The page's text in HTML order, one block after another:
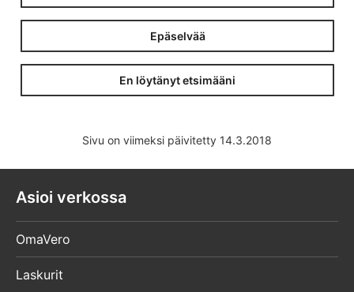
Epäselvää
En löytänyt etsimääni
Sivu on viimeksi päivitetty 14.3.2018
Asioi verkossa
OmaVero
Laskurit